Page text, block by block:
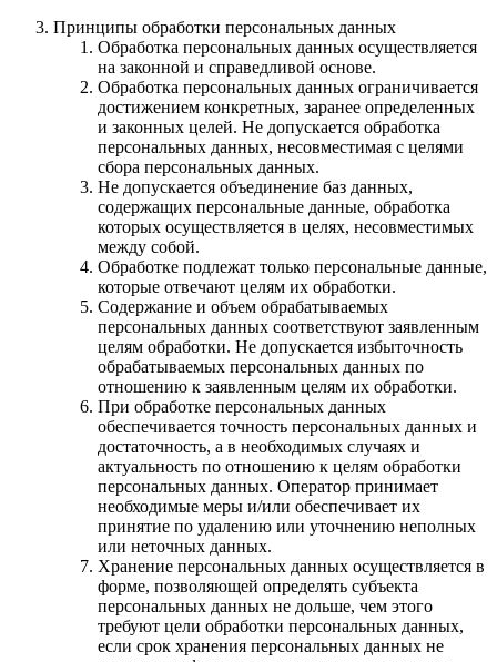
Принципы обработки персональных данных
Обработка персональных данных осуществляется
на законной и справедливой основе.
Обработка персональных данных ограничивается
достижением конкретных, заранее определенных
и законных целей. Не допускается обработка
персональных данных, несовместимая с целями
сбора персональных данных.
Не допускается объединение баз данных,
содержащих персональные данные, обработка
которых осуществляется в целях, несовместимых
между собой.
Обработке подлежат только персональные данные,
которые отвечают целям их обработки.
Содержание и объем обрабатываемых
персональных данных соответствуют заявленным
целям обработки. Не допускается избыточность
обрабатываемых персональных данных по
отношению к заявленным целям их обработки.
При обработке персональных данных
обеспечивается точность персональных данных и
достаточность, а в необходимых случаях и
актуальность по отношению к целям обработки
персональных данных. Оператор принимает
необходимые меры и/или обеспечивает их
принятие по удалению или уточнению неполных
или неточных данных.
Хранение персональных данных осуществляется в
форме, позволяющей определять субъекта
персональных данных не дольше, чем этого
требуют цели обработки персональных данных,
если срок хранения персональных данных не